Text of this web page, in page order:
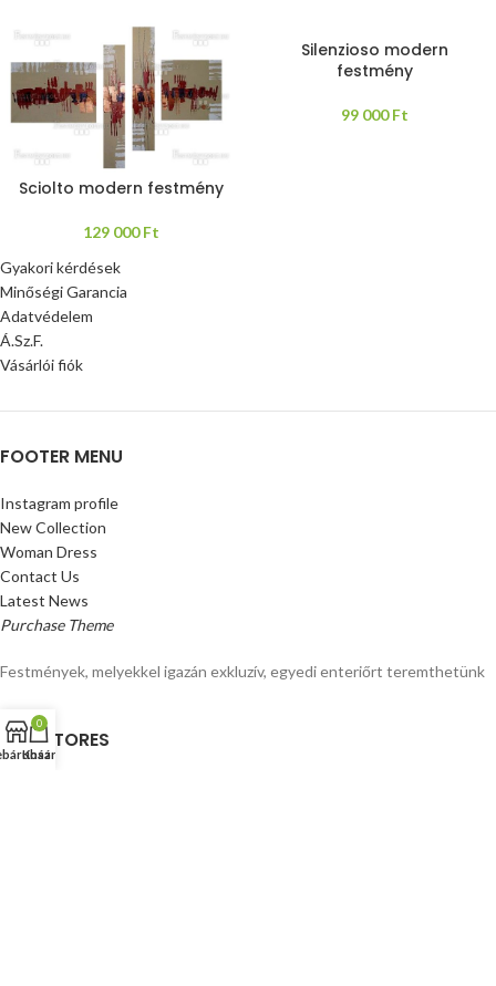
Sciolto modern festmény
129 000Ft
Silenzioso modern
festmény
99 000Ft
Gyakori kérdések
Minőségi Garancia
Adatvédelem
Á.Sz.F.
Vásárlói fiók
FOOTER MENU
Instagram profile
New Collection
Woman Dress
Contact Us
Latest News
Purchase Theme
Festmények, melyekkel igazán exkluzív, egyedi enteriőrt teremthetünk
OUR STORES
0
Kosár